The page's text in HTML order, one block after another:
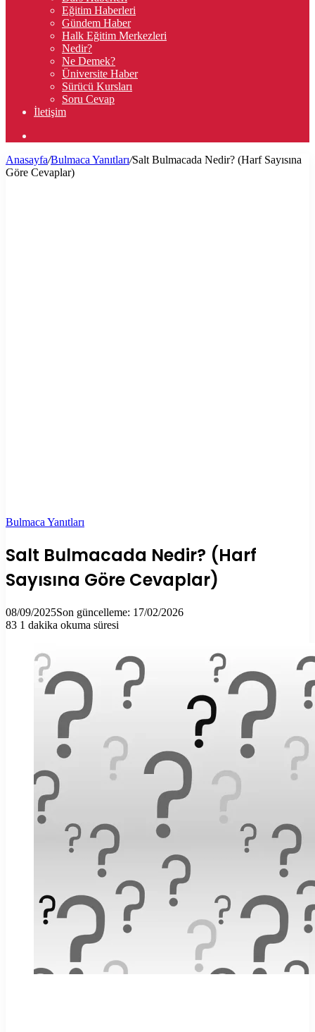
Eğitim Haberleri
Gündem Haber
Halk Eğitim Merkezleri
Nedir?
Ne Demek?
Üniversite Haber
Sürücü Kursları
Soru Cevap
İletişim
...
Anasayfa/Bulmaca Yanıtları/Salt Bulmacada Nedir? (Harf Sayısına
Göre Cevaplar)
Bulmaca Yanıtları
Salt Bulmacada Nedir? (Harf
Sayısına Göre Cevaplar)
08/09/2025Son güncelleme: 17/02/2026
83 1 dakika okuma süresi